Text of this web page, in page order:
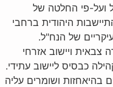
ועל-פי החלטה של
היהודית ברחבי
של הנח"ל.
צבאית ויישוב אזרחי
כבסיס ליישוב עתידי.
בהיאחזות ושומרים עליה